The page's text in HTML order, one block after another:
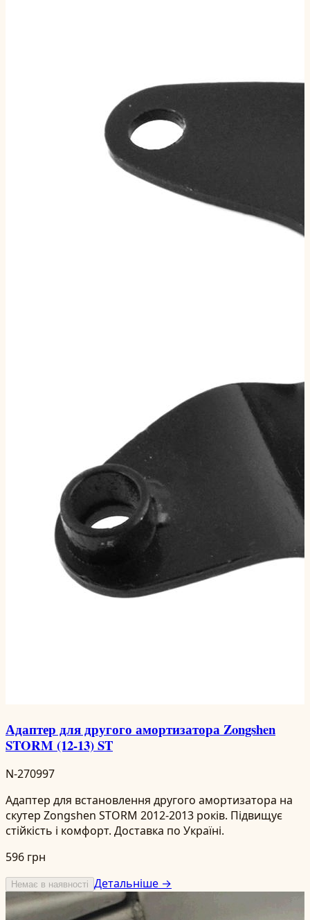
Адаптер для другого амортизатора Zongshen
STORM (12-13) ST
N-270997
Адаптер для встановлення другого амортизатора на
скутер Zongshen STORM 2012-2013 років. Підвищує
стійкість і комфорт. Доставка по Україні.
596 грн
Немає в наявності Детальніше →